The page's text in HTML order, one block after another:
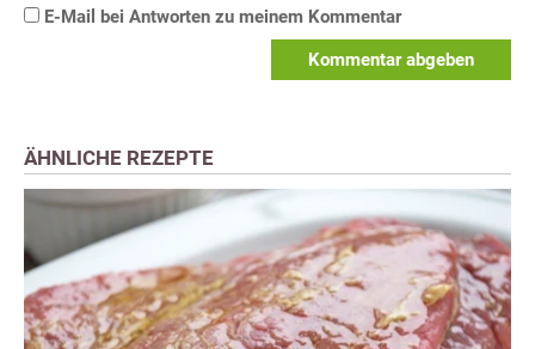
E-Mail bei Antworten zu meinem Kommentar
Kommentar abgeben
ÄHNLICHE REZEPTE